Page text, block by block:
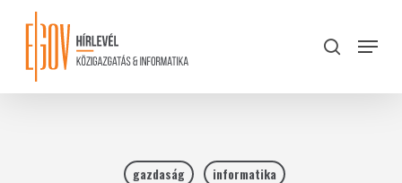
content
search
Menu
gazdaság informatika
Close